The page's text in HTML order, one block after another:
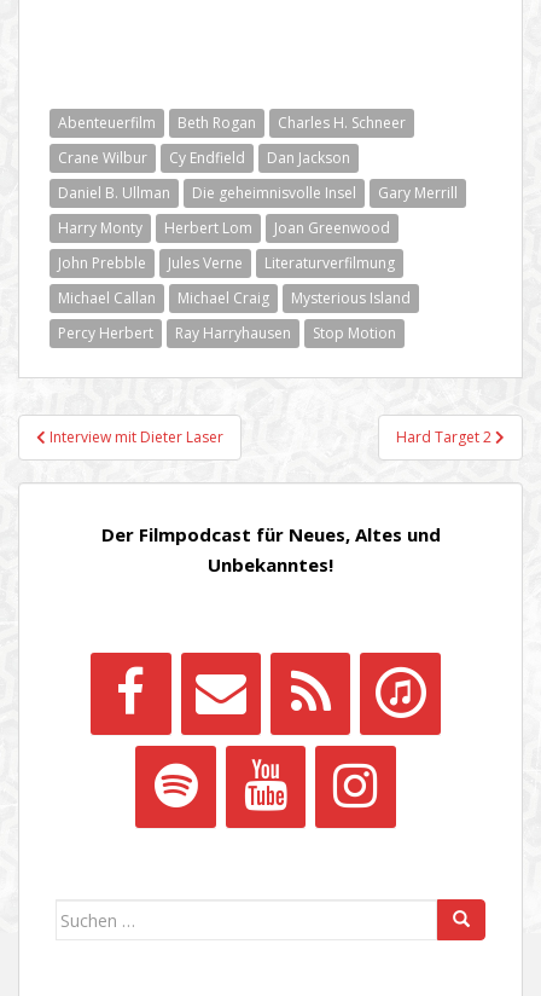
Abenteuerfilm Beth Rogan
Charles H. Schneer
Crane Wilbur
Cy Endfield
Dan Jackson
Daniel B. Ullman
Die geheimnisvolle Insel
Gary Merrill
Harry Monty
Herbert Lom
Joan Greenwood
John Prebble
Jules Verne
Literaturverfilmung
Michael Callan
Michael Craig
Mysterious Island
Percy Herbert
Ray Harryhausen Stop Motion
Beitragsnavigation
Interview mit Dieter Laser Hard Target 2
Der Filmpodcast für Neues, Altes und
Unbekanntes!
Suchen